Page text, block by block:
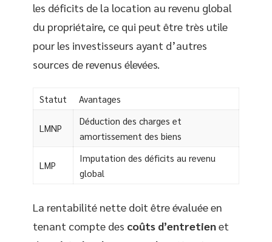
les déficits de la location au revenu global
du propriétaire, ce qui peut être très utile
pour les investisseurs ayant d’autres
sources de revenus élevées.
Statut Avantages
LMNP
Déduction des charges et
amortissement des biens
LMP
Imputation des déficits au revenu
global
La rentabilité nette doit être évaluée en
tenant compte des coûts d’entretienet